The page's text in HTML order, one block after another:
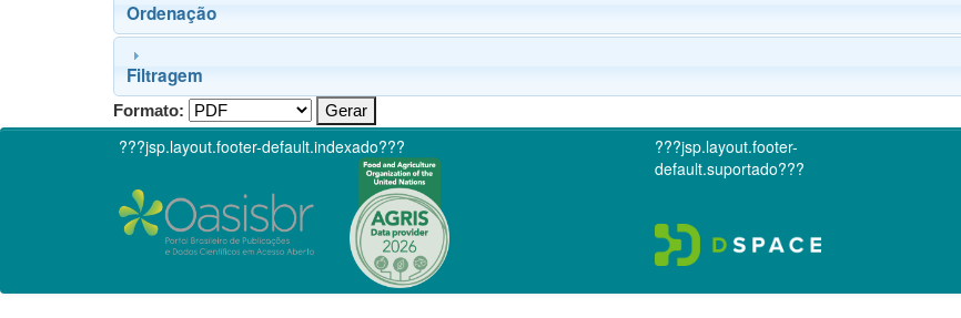
Ordenação
Filtragem
Formato:
???jsp.layout.footer-default.indexado???
???jsp.layout.footer-
default.suportado???